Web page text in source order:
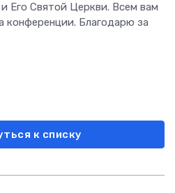
Его Святой Церкви. Всем вам
конференции. Благодарю за
к списку